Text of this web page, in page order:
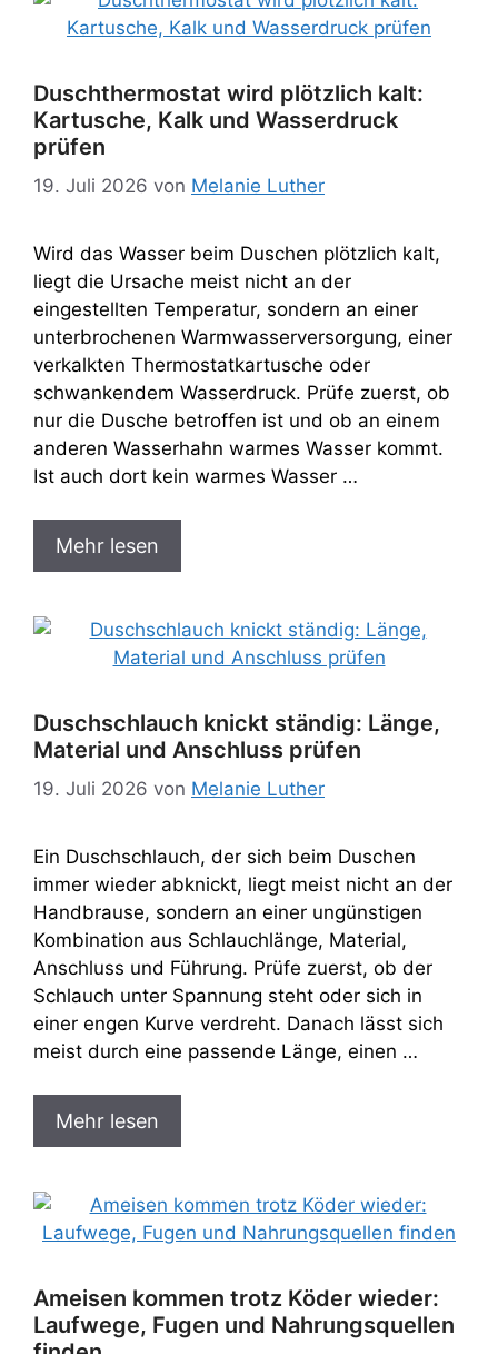
Duschthermostat wird plötzlich kalt:
Kartusche, Kalk und Wasserdruck
prüfen
19. Juli 2026 von Melanie Luther
Wird das Wasser beim Duschen plötzlich kalt,
liegt die Ursache meist nicht an der
eingestellten Temperatur, sondern an einer
unterbrochenen Warmwasserversorgung, einer
verkalkten Thermostatkartusche oder
schwankendem Wasserdruck. Prüfe zuerst, ob
nur die Dusche betroffen ist und ob an einem
anderen Wasserhahn warmes Wasser kommt.
Ist auch dort kein warmes Wasser …
Mehr lesen
Duschschlauch knickt ständig: Länge,
Material und Anschluss prüfen
19. Juli 2026 von Melanie Luther
Ein Duschschlauch, der sich beim Duschen
immer wieder abknickt, liegt meist nicht an der
Handbrause, sondern an einer ungünstigen
Kombination aus Schlauchlänge, Material,
Anschluss und Führung. Prüfe zuerst, ob der
Schlauch unter Spannung steht oder sich in
einer engen Kurve verdreht. Danach lässt sich
meist durch eine passende Länge, einen …
Mehr lesen
Ameisen kommen trotz Köder wieder:
Laufwege, Fugen und Nahrungsquellen